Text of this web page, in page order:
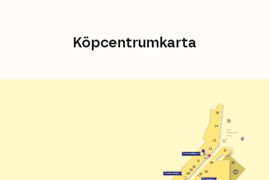
Köpcentrumkarta
28
29
30
31
32
33
34
35
37
36
38
40
39
entré
Postgången
Norra
Centrumslingan 47
Centrumslingan 49
J
1002